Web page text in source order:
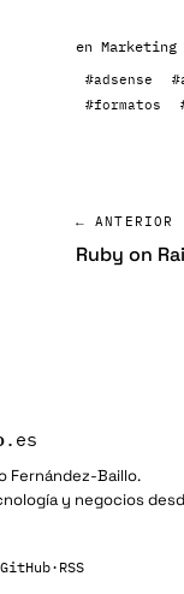
en
#adsense
#formatos
← ANTERIOR
Ruby on
.es
Fernández-Baillo.
y negocios
GitHub· RSS